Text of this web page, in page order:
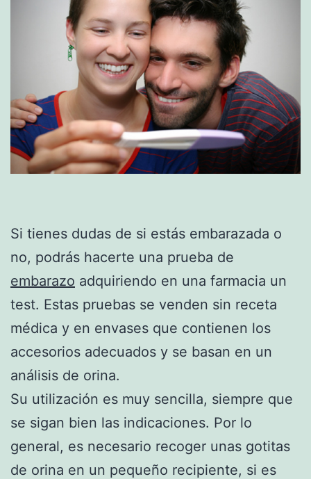
Si tienes dudas de si estás embarazada o
no, podrás hacerte una prueba de
embarazo adquiriendo en una farmacia un
test. Estas pruebas se venden sin receta
médica y en envases que contienen los
accesorios adecuados y se basan en un
análisis de orina.
Su utilización es muy sencilla, siempre que
se sigan bien las indicaciones. Por lo
general, es necesario recoger unas gotitas
de orina en un pequeño recipiente, si es